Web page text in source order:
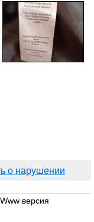
о нарушении
Www версия